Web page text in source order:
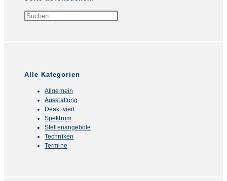
Alle Kategorien
Allgemein
Ausstattung
Deaktiviert
Spektrum
Stellenangebote
Techniken
Termine